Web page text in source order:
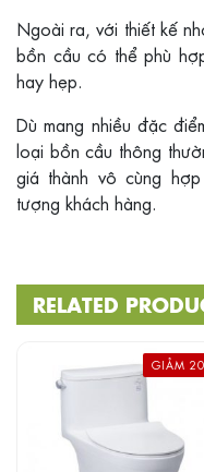
Ngoài ra, với thiết kế
bồn cầu có thể phù
hay hẹp.
Dù mang nhiều đặc
loại bồn cầu thông
giá thành vô cùng
tượng khách hàng.
RELATED
GIẢM